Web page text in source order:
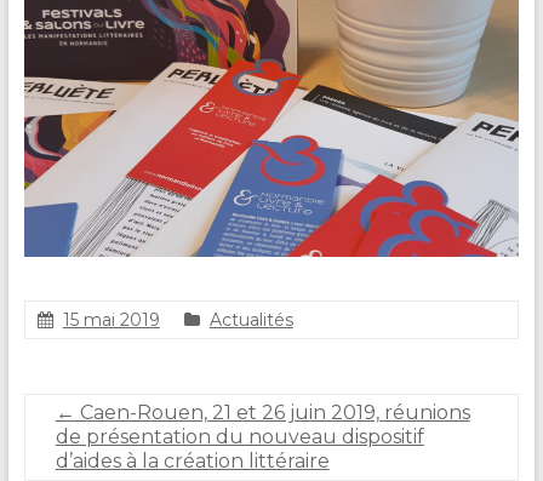
15 mai 2019 Actualités
← Caen-Rouen, 21 et 26 juin 2019, réunions
de présentation du nouveau dispositif
d’aides à la création littéraire